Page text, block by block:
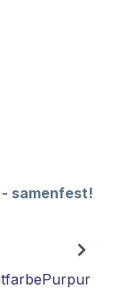
- samenfest!